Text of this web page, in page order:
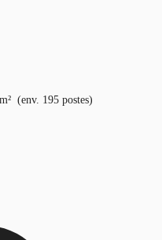
(env. 195 postes)